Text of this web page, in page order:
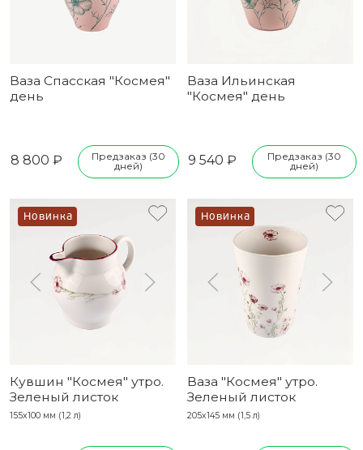
Ваза Спасская "Космея"
день
8 800 ₽
Предзаказ (30
дней)
Ваза Ильинская
"Космея" день
9 540 ₽
Предзаказ (30
дней)
Новинка
Кувшин "Космея" утро.
Зеленый листок
155х100 мм (1,2 л)
Новинка
Ваза "Космея" утро.
Зеленый листок
205х145 мм (1,5 л)